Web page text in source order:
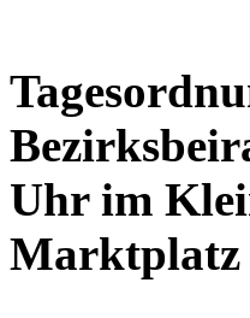
Uhr im
Marktplatz